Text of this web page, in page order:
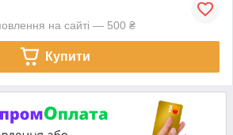
на сайті — 500 ₴
Купити